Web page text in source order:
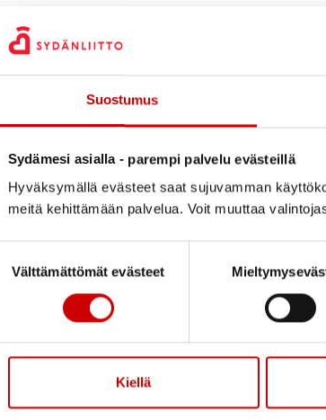
Suostumus
Sydämesi asialla - parempi palvelu evästeillä
Hyväksymällä evästeet saat sujuvamman
meitä kehittämään palvelua. Voit muuttaa
valinta
Välttämättömät evästeet
Kiellä
2024
2023